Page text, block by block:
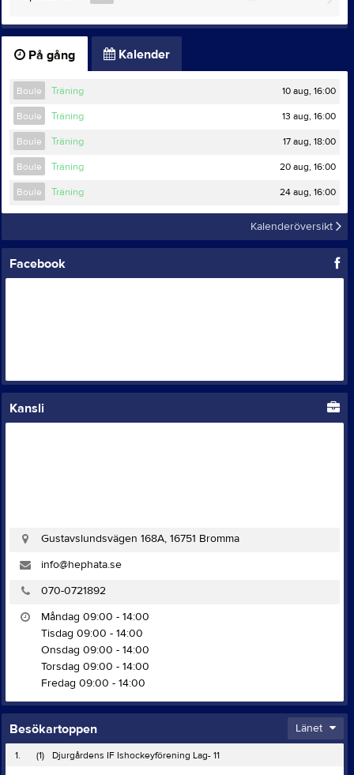
På gång Kalender
Boule Träning 10 aug, 16:00
Boule Träning 13 aug, 16:00
Boule Träning 17 aug, 18:00
Boule Träning 20 aug, 16:00
Boule Träning 24 aug, 16:00
Kalenderöversikt
Facebook
Kansli
Gustavslundsvägen 168A, 16751 Bromma
info@hephata.se
070-0721892
Måndag 09:00 - 14:00
Tisdag 09:00 - 14:00
Onsdag 09:00 - 14:00
Torsdag 09:00 - 14:00
Fredag 09:00 - 14:00
Besökartoppen Länet
1. (1)
Djurgårdens IF Ishockeyförening Lag- 11